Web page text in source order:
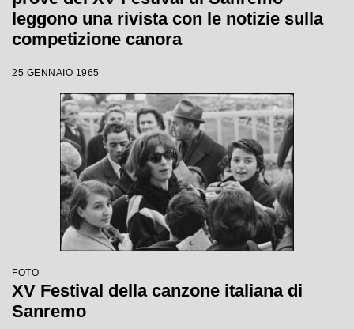
leggono una rivista con le notizie sulla
competizione canora
25 GENNAIO 1965
FOTO
XV Festival della canzone italiana di
Sanremo